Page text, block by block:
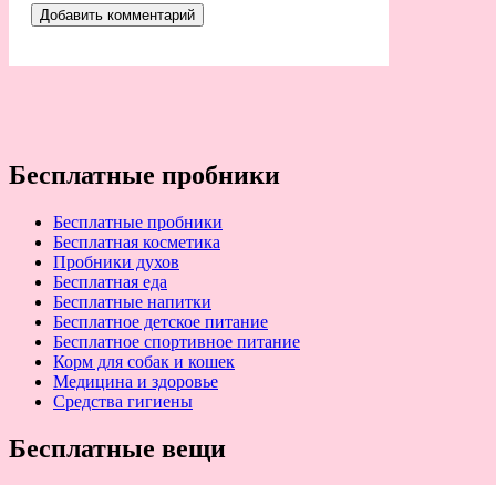
Бесплатные пробники
Бесплатные пробники
Бесплатная косметика
Пробники духов
Бесплатная еда
Бесплатные напитки
Бесплатное детское питание
Бесплатное спортивное питание
Корм для собак и кошек
Медицина и здоровье
Средства гигиены
Бесплатные вещи